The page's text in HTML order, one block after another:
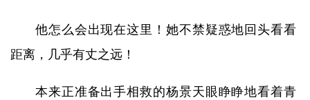
他怎么会出现在这里！她不禁疑惑地回头看看
距离，几乎有丈之远！
本来正准备出手相救的杨景天眼睁睁地看着青